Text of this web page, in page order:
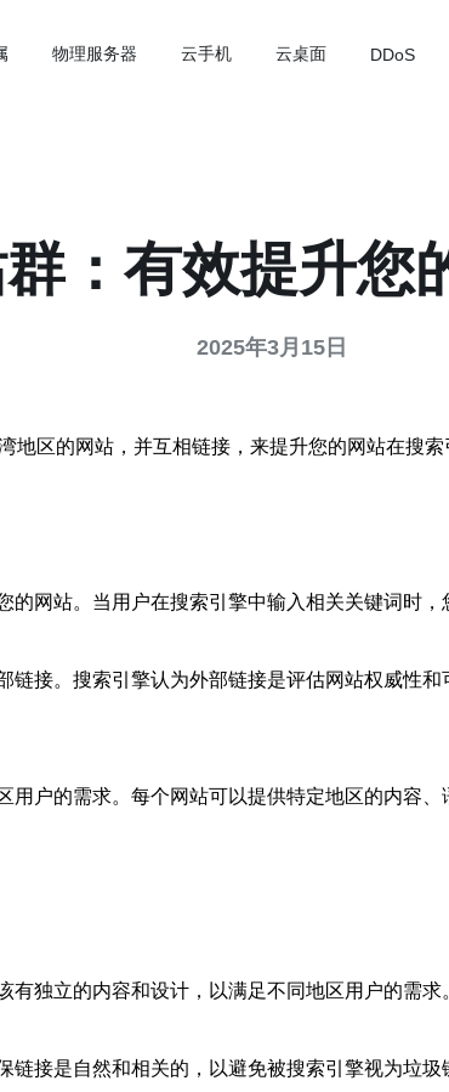
物理服务器 云手机 云桌面 DDoS
：有效提升您
2025年3月15日
地区的网站，并互相链接，来提升您的网站在搜
网站。当用户在搜索引擎中输入相关关键词时
接。搜索引擎认为外部链接是评估网站权威性
户的需求。每个网站可以提供特定地区的内容、
独立的内容和设计，以满足不同地区用户的需求
接是自然和相关的，以避免被搜索引擎视为垃圾